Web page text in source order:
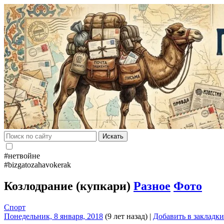
Искать
#нетвойне
#bizgatozahavokerak
Козлодрание (купкари) Разное Фото
Спорт
Понедельник, 8 января, 2018 (9 лет назад) | Добавить в закладки